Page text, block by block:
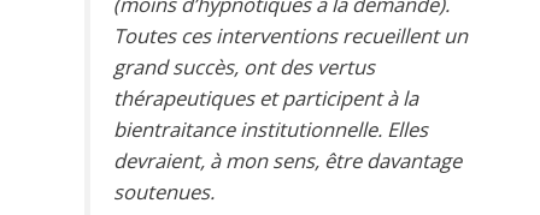
Toutes ces interventions recueillent un
grand succès, ont des vertus
thérapeutiques et participent à la
bientraitance institutionnelle. Elles
devraient, à mon sens, être davantage
soutenues.